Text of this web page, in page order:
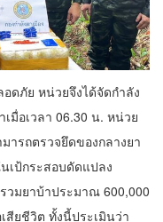
ดภัย หน่วยจึงได้จัดกำลัง
มื่อเวลา 06.30 น. หน่วย
ารถตรวจยึดของกลางยา
เป้กระสอบดัดแปลง
วมยาบ้าประมาณ 600,000
สียชีวิต ทั้งนี้ประเมินว่า